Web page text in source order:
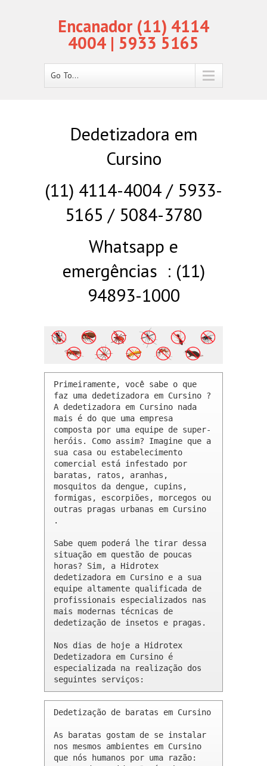
Encanador (11) 4114
4004 | 5933 5165
Go To...
Dedetizadora em
Cursino
(11) 4114-4004 / 5933-
5165 / 5084-3780
Whatsapp e
emergências : (11)
94893-1000
Primeiramente, você sabe o que
faz uma dedetizadora em Cursino ?
A dedetizadora em Cursino nada
mais é do que uma empresa
composta por uma equipe de super-
heróis. Como assim? Imagine que a
sua casa ou estabelecimento
comercial está infestado por
baratas, ratos, aranhas,
mosquitos da dengue, cupins,
formigas, escorpiões, morcegos ou
outras pragas urbanas em Cursino
.
Sabe quem poderá lhe tirar dessa
situação em questão de poucas
horas? Sim, a Hidrotex
dedetizadora em Cursino e a sua
equipe altamente qualificada de
profissionais especializados nas
mais modernas técnicas de
dedetização de insetos e pragas.
Nos dias de hoje a Hidrotex
Dedetizadora em Cursino é
especializada na realização dos
seguintes serviços:
Dedetização de baratas em Cursino
As baratas gostam de se instalar
nos mesmos ambientes em Cursino
que nós humanos por uma razão: